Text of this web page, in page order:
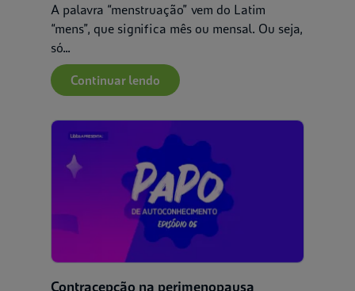
A palavra “menstruação” vem do Latim
“mens”, que significa mês ou mensal. Ou seja,
só...
Continuar lendo
Contracepção na perimenopausa